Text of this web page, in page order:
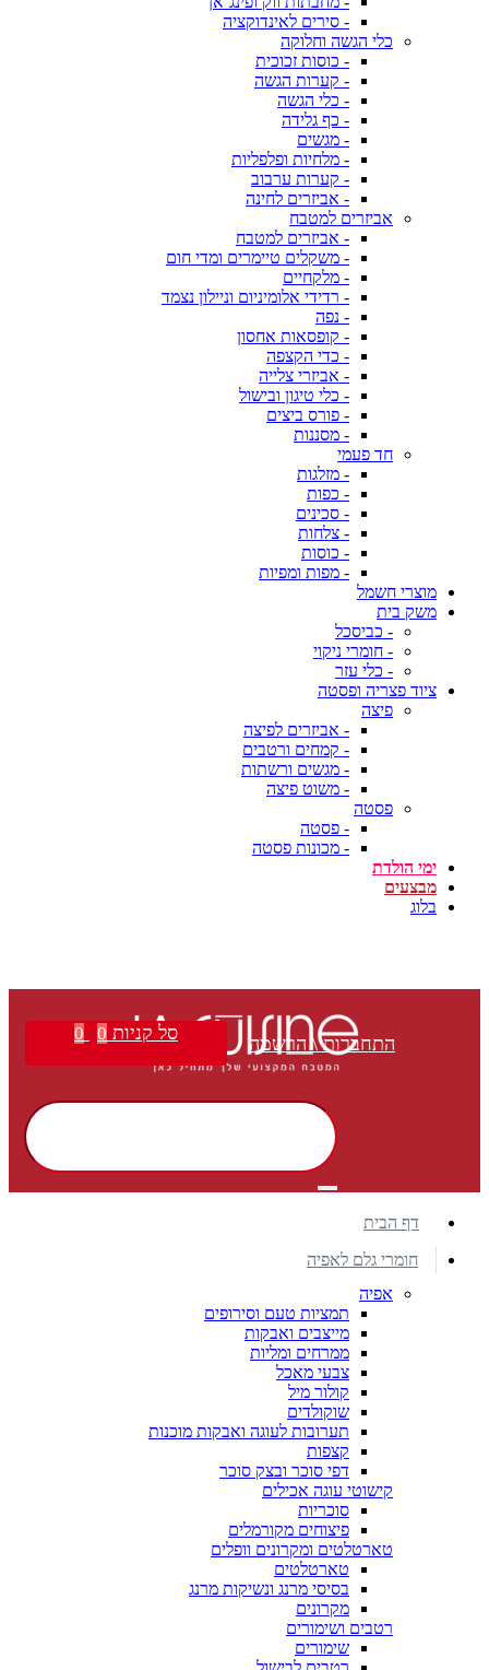
- סירים לאינדוקציה
כלי הגשה וחלוקה
- כוסות זכוכית
- קערות הגשה
- כלי הגשה
- כף גלידה
- מגשים
- מלחיות ופלפליות
- קערות ערבוב
- אביזרים לחינה
אביזרים למטבח
- אביזרים למטבח
- משקלים טיימרים ומדי חום
- מלקחיים
- רדידי אלומיניום וניילון נצמד
- נפה
- קופסאות אחסון
- כדי הקצפה
- אביזרי צלייה
- כלי טיגון ובישול
- פורס ביצים
- מסננות
חד פעמי
- מזלגות
- כפות
- סכינים
- צלחות
- כוסות
- מפות ומפיות
מוצרי חשמל
משק בית
- כביסכל
- חומרי ניקוי
- כלי עזר
ציוד פצריה ופסטה
פיצה
- אביזרים לפיצה
- קמחים ורטבים
- מגשים ורשתות
- משוט פיצה
פסטה
- פסטה
- מכונות פסטה
ימי הולדת
מבצעים
בלוג
התחברות \ הרשמה סל קניות 0
0
דף הבית
חומרי גלם לאפיה
אפיה
תמציות טעם וסירופים
מייצבים ואבקות
ממרחים ומליות
צבעי מאכל
קולור מיל
שוקולדים
תערובות לעוגה ואבקות מוכנות
קצפות
דפי סוכר ובצק סוכר
קישוטי עוגה אכילים
סוכריות
פיצוחים מקורמלים
טארטלטים ומקרונים וופלים
טארטלטים
בסיסי מרנג ונשיקות מרנג
מקרונים
רטבים ושימורים
שימורים